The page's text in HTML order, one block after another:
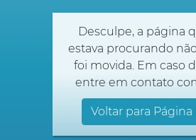
Desculpe, a página
estava procurando
foi movida. Em caso
entre em contato
Voltar para Página